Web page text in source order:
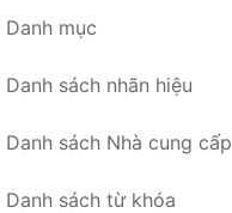
Danh mục
Danh sách nhãn hiệu
Danh sách Nhà cung cấp
Danh sách từ khóa